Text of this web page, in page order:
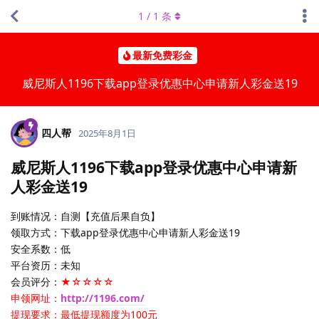
最新免费彩金
威尼斯人1196下载app登录优惠中心申请新人彩金送19
1 / 1 条
四人帮 2025年8月1日
威尼斯人1196下载app登录优惠中心申请新
人彩金送19
到账情况：自测【充值后果自负】
领取方式：下载app登录优惠中心申请新人彩金送19
安全系数：低
平台资历：未知
会员评分： ★☆☆☆☆
申领网址： http://1196.com/
提现要求：最低提现额度为100元